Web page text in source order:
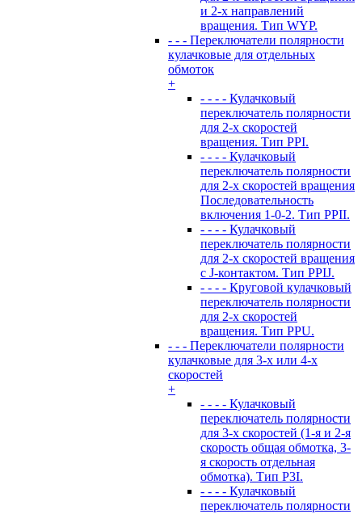
и 2-х направлений
вращения. Тип WYP.
- - - Переключатели полярности
кулачковые для отдельных
обмоток
+
- - - - Кулачковый
переключатель полярности
для 2-х скоростей
вращения. Тип PPI.
- - - - Кулачковый
переключатель полярности
для 2-х скоростей вращения
Последовательность
включения 1-0-2. Тип PPII.
- - - - Кулачковый
переключатель полярности
для 2-х скоростей вращения
с J-контактом. Тип PPIJ.
- - - - Круговой кулачковый
переключатель полярности
для 2-х скоростей
вращения. Тип PPU.
- - - Переключатели полярности
кулачковые для 3-х или 4-х
скоростей
+
- - - - Кулачковый
переключатель полярности
для 3-х скоростей (1-я и 2-я
скорость общая обмотка, 3-
я скорость отдельная
обмотка). Тип P3I.
- - - - Кулачковый
переключатель полярности